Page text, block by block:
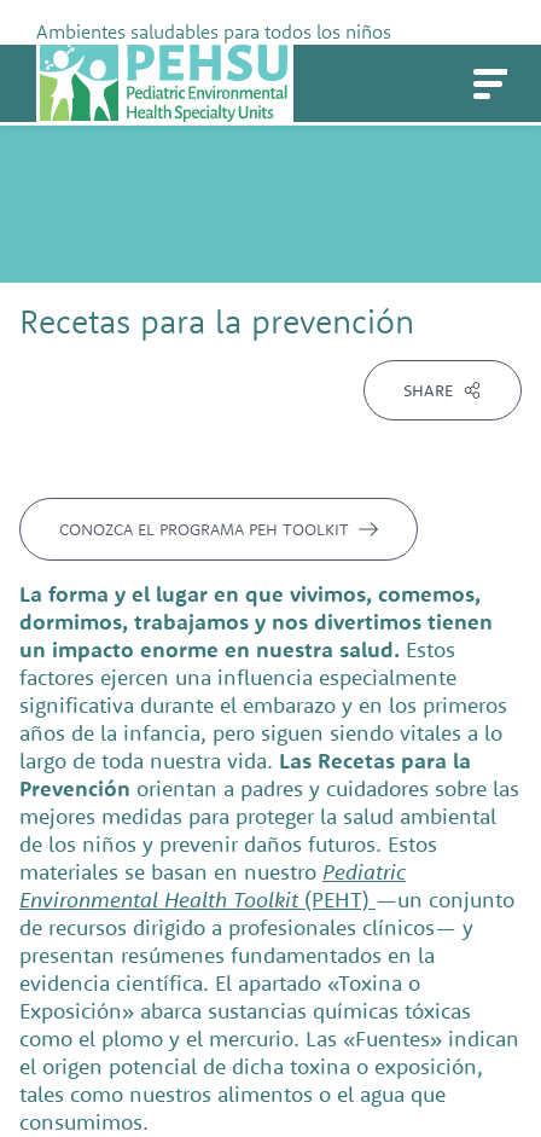
content
Ambientes saludables para todos los niños
PEHSU
Recetas para la prevención
SHARE
CONOZCA EL PROGRAMA PEH TOOLKIT
La forma y el lugar en que vivimos, comemos,
dormimos, trabajamos y nos divertimos tienen
un impacto enorme en nuestra salud. Estos
factores ejercen una influencia especialmente
significativa durante el embarazo y en los primeros
años de la infancia, pero siguen siendo vitales a lo
largo de toda nuestra vida. Las Recetas para la
Prevención orientan a padres y cuidadores sobre las
mejores medidas para proteger la salud ambiental
de los niños y prevenir daños futuros. Estos
materiales se basan en nuestro Pediatric
Environmental Health Toolkit(PEHT) —un conjunto
de recursos dirigido a profesionales clínicos— y
presentan resúmenes fundamentados en la
evidencia científica. El apartado «Toxina o
Exposición» abarca sustancias químicas tóxicas
como el plomo y el mercurio. Las «Fuentes» indican
el origen potencial de dicha toxina o exposición,
tales como nuestros alimentos o el agua que
consumimos.